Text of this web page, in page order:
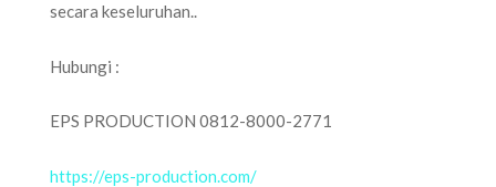
secara keseluruhan..
Hubungi :
EPS PRODUCTION 0812-8000-2771
https://eps-production.com/